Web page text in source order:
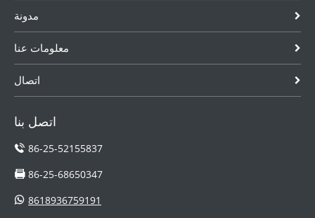
مدونة
معلومات عنا
اتصال
اتصل بنا
86-25-52155837
86-25-68650347
8618936759191